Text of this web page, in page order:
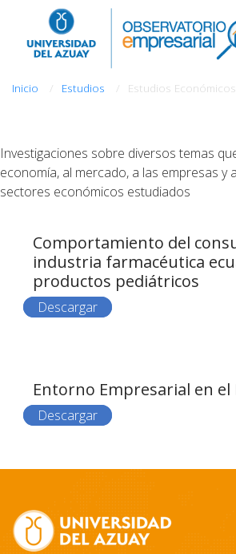
Inicio Estudios Estudios Económicos
Investigaciones sobre diversos temas
economía, al mercado, a las empresas y
sectores económicos estudiados
Comportamiento del
industria farmacéutica
productos pediátricos
Descargar
Entorno Empresarial en el
Descargar
Footer